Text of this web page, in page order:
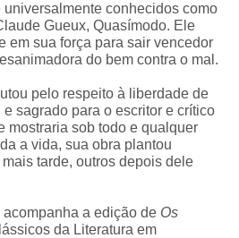
conhecidos como
Gueux, Quasímodo. Ele
em sua força para sair vencedor
do bem contra o mal.
pelo respeito à liberdade de
sagrado para o escritor e crítico
mostraria sob todo e qualquer
a vida, sua obra plantou
tarde, outros depois dele
a edição de Os
da Literatura em